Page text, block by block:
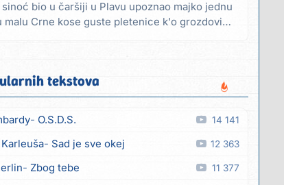
sinoć bio u čaršiji u Plavu upoznao majko jednu
malu Crne kose guste pletenice k'o grozdovi
tekstova
O.S.D.S. 14 141
Sad je sve okej 12 363
Zbog tebe 11 377